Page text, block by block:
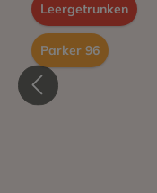
Leergetrunken
Parker 96